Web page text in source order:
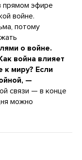
прямом эфире
войне.
потому
о войне.
война влияет
к миру? Если
—
связи — в конце
можно